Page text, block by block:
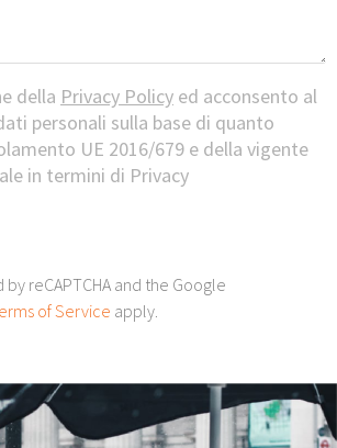
della Privacy Policy ed acconsento al
personali sulla base di quanto
UE 2016/679 e della vigente
in termini di Privacy
reCAPTCHA and the Google
of Service apply.